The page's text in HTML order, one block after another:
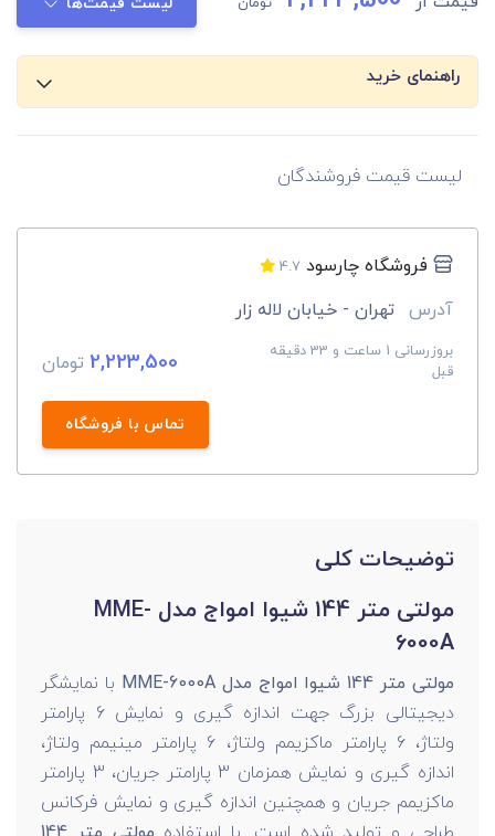
راهنمای خرید
لیست قیمت فروشندگان
فروشگاه چارسود 4.7
آدرس تهران - خیابان لاله زار
بروزرسانی 1 ساعت و 33 دقیقه
قبل
2,223,500 تومان
تماس با فروشگاه
توضیحات کلی
مولتی متر 144 شیوا امواج مدل MME-
6000A
مولتی متر 144 شیوا امواج مدل MME-6000A
با نمایشگر
دیجیتالی بزرگ جهت اندازه گیری و نمایش 6 پارامتر
ولتاژ، 6 پارامتر ماکزیمم ولتاژ، 6 پارامتر مینیمم ولتاژ،
اندازه گیری و نمایش همزمان 3 پارامتر جریان، 3 پارامتر
ماکزیمم جریان و همچنین اندازه گیری و نمایش فرکانس